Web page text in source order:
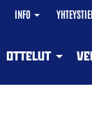
INFO
OTTELUT